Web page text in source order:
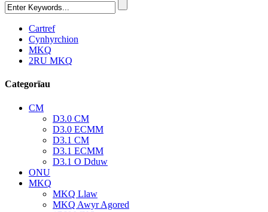
Cartref
Cynhyrchion
MKQ
2RU MKQ
Categorïau
CM
D3.0 CM
D3.0 ECMM
D3.1 CM
D3.1 ECMM
D3.1 O Dduw
ONU
MKQ
MKQ Llaw
MKQ Awyr Agored